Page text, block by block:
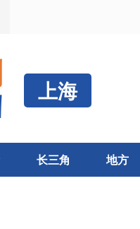
上海
长三角 地方